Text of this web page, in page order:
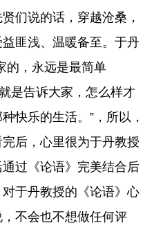
们说的话，穿越沧桑，
匪浅、温暖备至。于丹
的，永远是最简单
是告诉大家，怎么样才
快乐的生活。”，所以，
后，心里很为于丹教授
过《论语》完美结合后
于丹教授的《论语》心
不会也不想做任何评